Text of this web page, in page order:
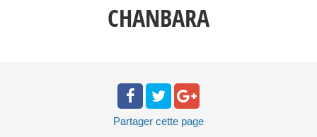
CHANBARA
Partager cette page